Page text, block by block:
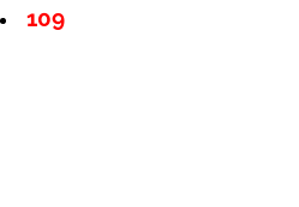
109